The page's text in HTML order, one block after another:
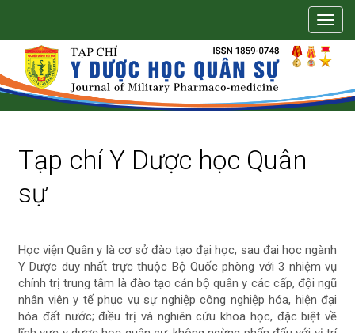
chính
Nội
dung
chính
Thanh
Tạp chí Y Dược học Quân
sự
Học viện Quân y là cơ sở đào tạo đại học, sau đại học ngành
Y Dược duy nhất trực thuộc Bộ Quốc phòng với 3 nhiệm vụ
chính trị trung tâm là đào tạo cán bộ quân y các cấp, đội ngũ
nhân viên y tế phục vụ sự nghiệp công nghiệp hóa, hiện đại
hóa đất nước; điều trị và nghiên cứu khoa học, đặc biệt về